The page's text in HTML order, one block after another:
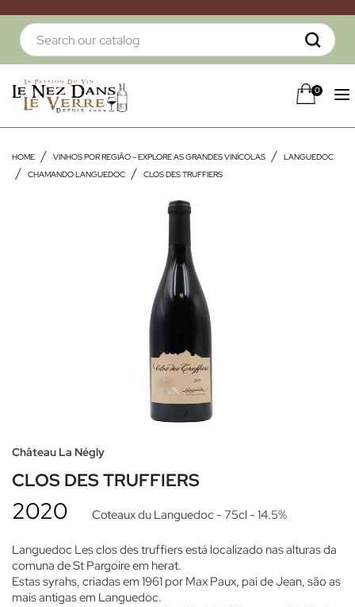
0
HOME VINHOS POR REGIÃO – EXPLORE AS GRANDES VINÍCOLAS
LANGUEDOC
CHAMANDO LANGUEDOC
CLOS DES TRUFFIERS
Château La Négly
CLOS DES TRUFFIERS
2020 Coteaux du Languedoc - 75cl - 14.5%
Languedoc Les clos des truffiers está localizado nas alturas da
comuna de St Pargoire em herat.
Estas syrahs, criadas em 1961 por Max Paux, pai de Jean, são as
mais antigas em Languedoc.